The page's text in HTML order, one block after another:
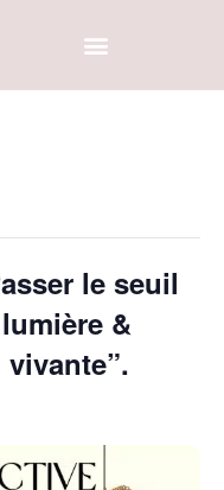
le seuil
&